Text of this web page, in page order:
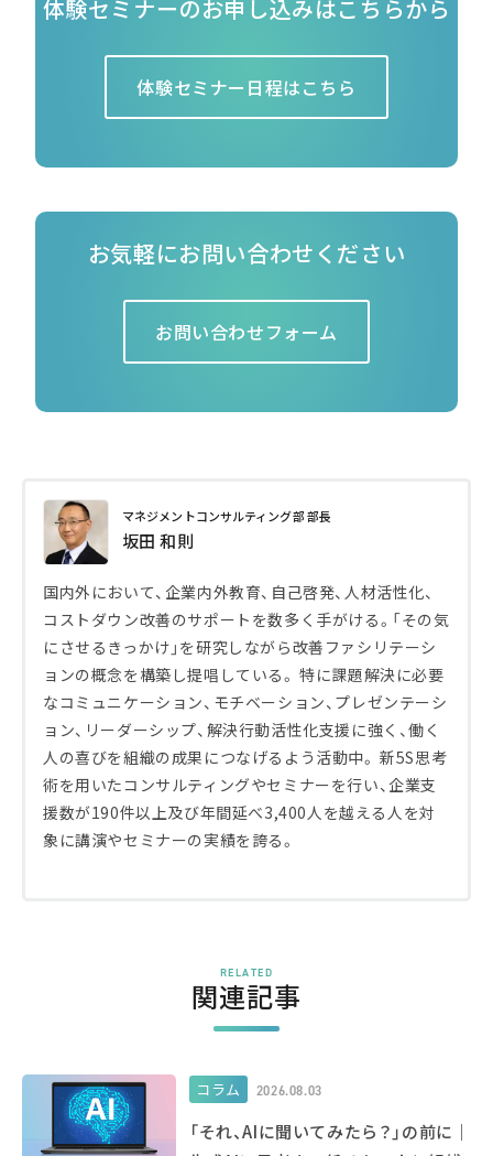
体験セミナーのお申し込みはこちらから
体験セミナー日程はこちら
お気軽にお問い合わせください
お問い合わせフォーム
マネジメントコンサルティング部 部長
坂田 和則
国内外において、企業内外教育、自己啓発、人材活性化、
コストダウン改善のサポートを数多く手がける。「その気
にさせるきっかけ」を研究しながら改善ファシリテーシ
ョンの概念を構築し提唱している。 特に課題解決に必要
なコミュニケーション、モチベーション、プレゼンテーシ
ョン、リーダーシップ、解決行動活性化支援に強く、働く
人の喜びを組織の成果につなげるよう活動中。 新5S思考
術を用いたコンサルティングやセミナーを行い、企業支
援数が190件以上及び年間延べ3,400人を越える人を対
象に講演やセミナーの実績を誇る。
RELATED
関連記事
コラム 2026.08.03
「それ、AIに聞いてみたら？」の前に｜